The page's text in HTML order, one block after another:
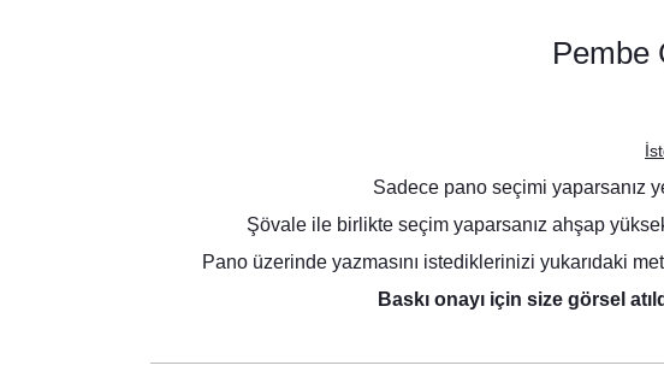
Soft
Pembe
Sadece pano seçimi yaparsanız
Şövale ile birlikte seçim yaparsanız ahşap
Pano üzerinde yazmasını istediklerinizi yukarıdaki
Baskı onayı için size görsel